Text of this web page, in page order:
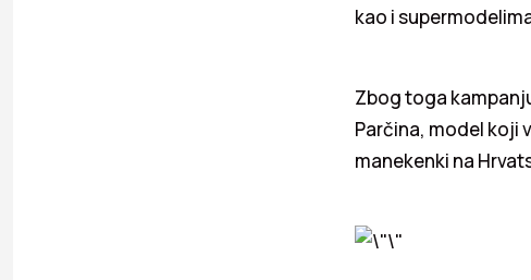
kao i
Zbog toga
Parčina, model koji
manekenki na